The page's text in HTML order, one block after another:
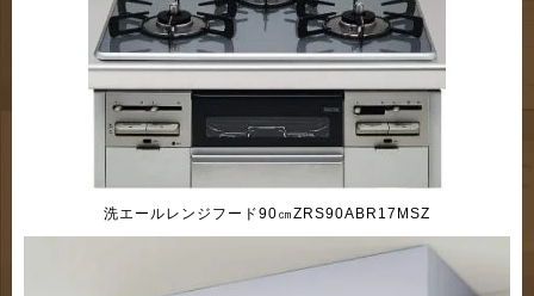
洗エールレンジフード90㎝ZRS90ABR17MSZ